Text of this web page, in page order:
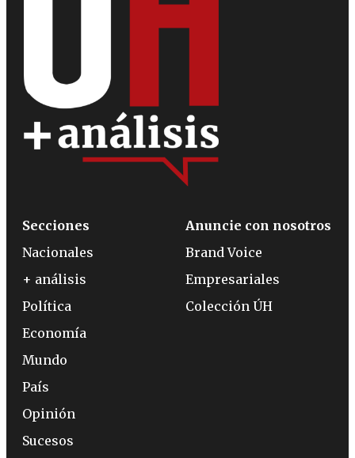
Secciones
Nacionales
+ análisis
Política
Economía
Mundo
País
Opinión
Sucesos
Anuncie con nosotros
Brand Voice
Empresariales
Colección ÚH